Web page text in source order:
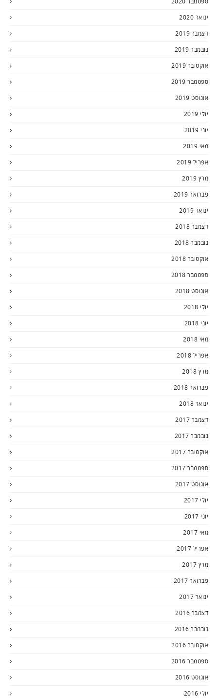
ינואר 2020
דצמבר 2019
נובמבר 2019
אוקטובר 2019
ספטמבר 2019
אוגוסט 2019
יולי 2019
יוני 2019
מאי 2019
אפריל 2019
מרץ 2019
פברואר 2019
ינואר 2019
דצמבר 2018
נובמבר 2018
אוקטובר 2018
ספטמבר 2018
אוגוסט 2018
יולי 2018
יוני 2018
מאי 2018
אפריל 2018
מרץ 2018
פברואר 2018
ינואר 2018
דצמבר 2017
נובמבר 2017
אוקטובר 2017
ספטמבר 2017
אוגוסט 2017
יולי 2017
יוני 2017
מאי 2017
אפריל 2017
מרץ 2017
פברואר 2017
ינואר 2017
דצמבר 2016
נובמבר 2016
אוקטובר 2016
ספטמבר 2016
אוגוסט 2016
יולי 2016